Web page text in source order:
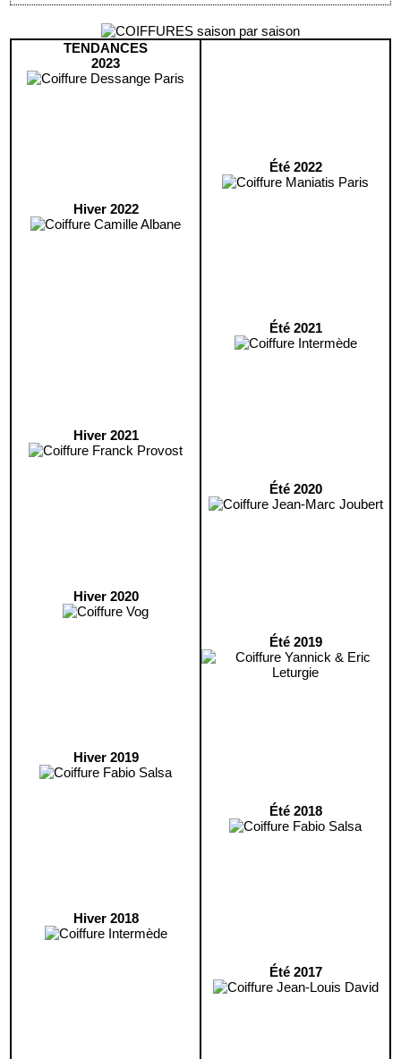
TENDANCES
2023
Hiver 2022
Hiver 2021
Hiver 2020
Hiver 2019
Hiver 2018
Été 2022
Été 2021
Été 2020
Été 2019
Été 2018
Été 2017